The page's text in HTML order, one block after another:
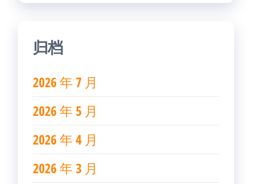
归档
2026 年 7 月
2026 年 5 月
2026 年 4 月
2026 年 3 月